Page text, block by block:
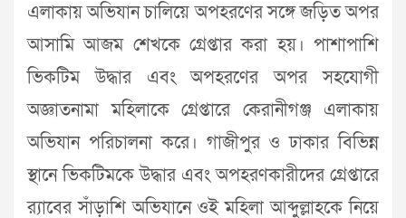
এলাকায় অভিযান চালিয়ে অপহরণের সঙ্গে জড়িত অপর
আসামি আজম শেখকে গ্রেপ্তার করা হয়। পাশাপাশি
ভিকটিম উদ্ধার এবং অপহরণের অপর সহযোগী
অজ্ঞাতনামা মহিলাকে গ্রেপ্তারে কেরানীগঞ্জ এলাকায়
অভিযান পরিচালনা করে। গাজীপুর ও ঢাকার বিভিন্ন
স্থানে ভিকটিমকে উদ্ধার এবং অপহরণকারীদের গ্রেপ্তারে
র‌্যাবের সাঁড়াশি অভিযানে ওই মহিলা আব্দুল্লাহকে নিয়ে